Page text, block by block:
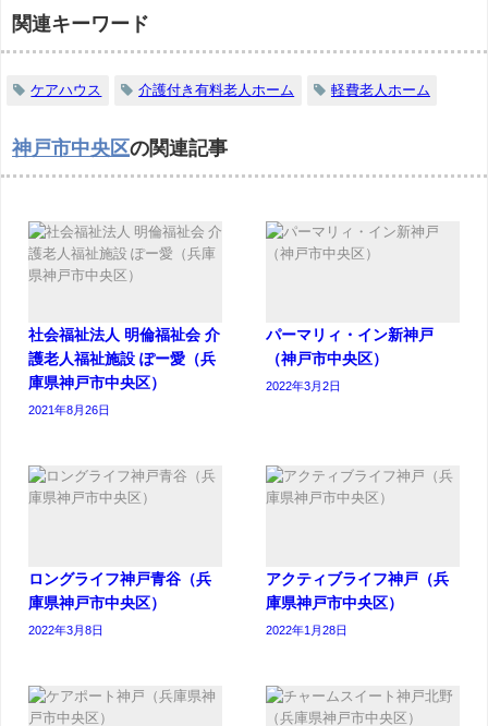
関連キーワード
ケアハウス 介護付き有料老人ホーム 軽費老人ホーム
神戸市中央区の関連記事
社会福祉法人 明倫福祉会 介
護老人福祉施設 ぽー愛（兵
庫県神戸市中央区）
2021年8月26日
パーマリィ・イン新神戸
（神戸市中央区）
2022年3月2日
ロングライフ神戸青谷（兵
庫県神戸市中央区）
2022年3月8日
アクティブライフ神戸（兵
庫県神戸市中央区）
2022年1月28日